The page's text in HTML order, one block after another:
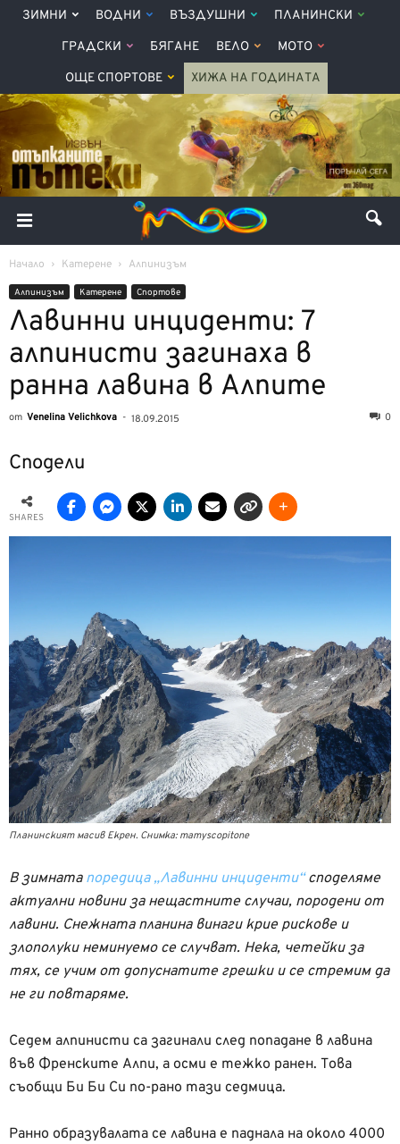
ЗИМНИ ВОДНИ ВЪЗДУШНИ ПЛАНИНСКИ
ГРАДСКИ БЯГАНЕ ВЕЛО МОТО
ОЩЕ СПОРТОВЕ ХИЖА НА ГОДИНАТА
Начало Катерене Алпинизъм
Алпинизъм Катерене Спортове
Лавинни инциденти: 7
алпинисти загинаха в
ранна лавина в Алпите
от Venelina Velichkova - 18.09.2015 0
Сподели
SHARES
Планинският масив Екрен. Снимка: mamyscopitone
В зимната поредица „Лавинни инциденти“споделяме
актуални новини за нещастните случаи, породени от
лавини. Снежната планина винаги крие рискове и
злополуки неминуемо се случват. Нека, четейки за
тях, се учим от допуснатите грешки и се стремим да
не ги повтаряме.
Седем алпинисти са загинали след попадане в лавина
във Френските Алпи, а осми е тежко ранен. Това
съобщи Би Би Си по-рано тази седмица.
Ранно образувалата се лавина е паднала на около 4000